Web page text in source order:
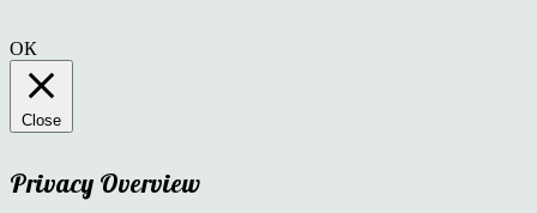
ОК
Close
Privacy Overview